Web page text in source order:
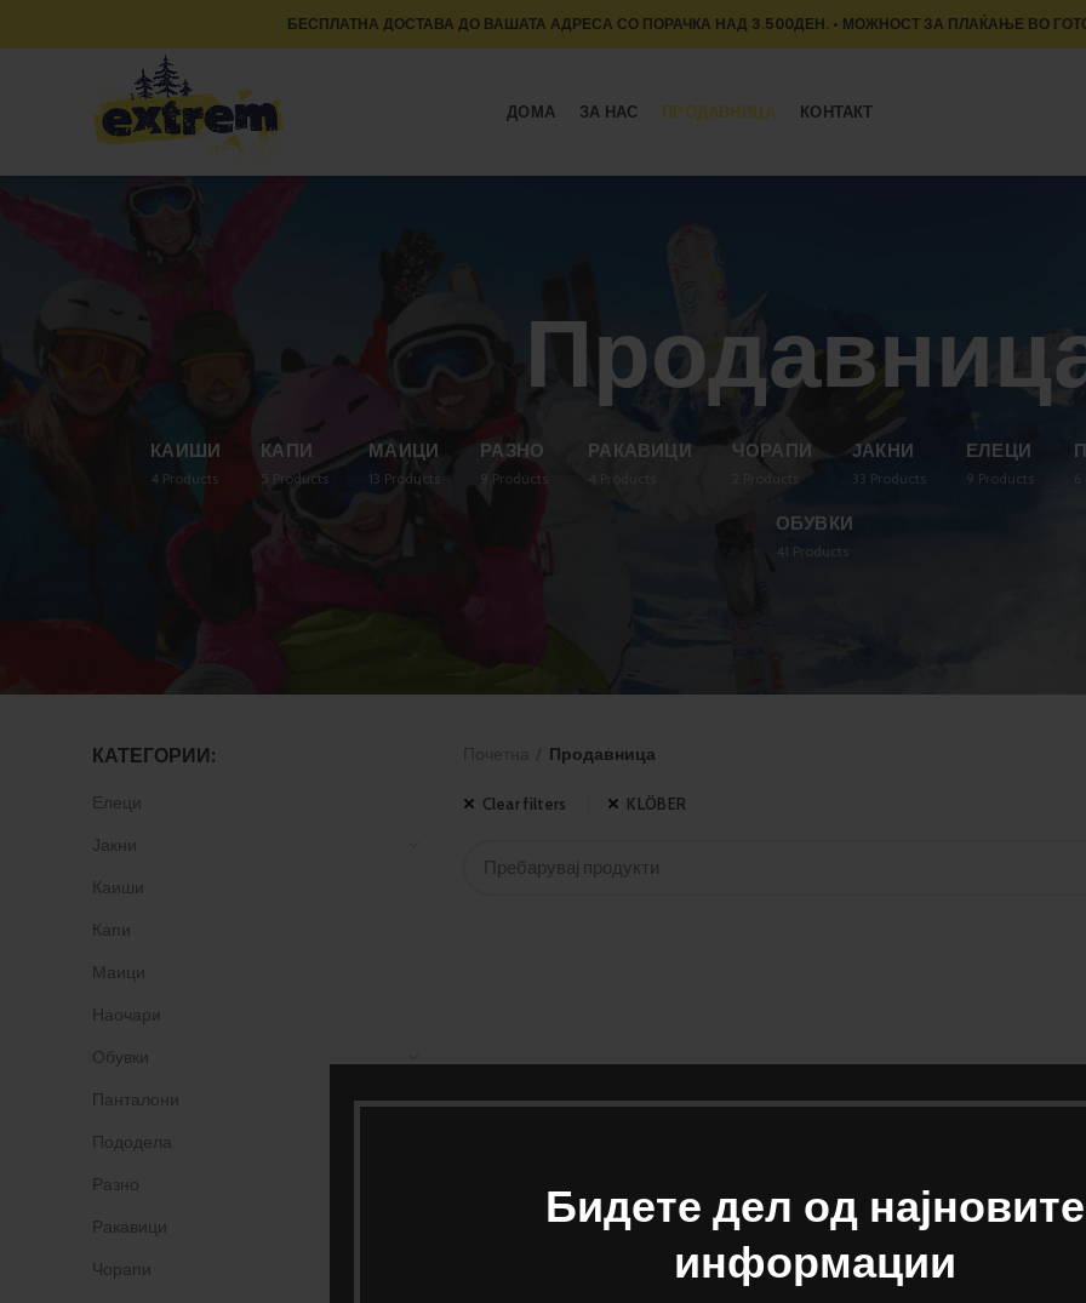
Бидете дел од најновите
информации
ДОМА ЗА НАС ПРОДАВНИЦА КОНТАКТ
КАИШИ
4 Products
КАПИ
Products
МАИЦИ
13 Products
РАЗНО
Products
РАКАВИЦИ ЧОРАПИ ЈАКНИ
33 Products
ЕЛЕЦИ
9 Products 6
ОБУВКИ
41 Products
КАТЕГОРИИ:
Елеци
Јакни
Каиши
Капи
Маици
Наочари
Обувки
Панталони
Пододела
Разно
Ракавици
Чорапи
Продавница
Clear filters KLÖBER
БЕСПЛАТНА ДОСТАВА ДО ВАШАТА АДРЕСА СО ПОРАЧКА НАД 3.500ДЕН. • МОЖНОСТ ЗА ПЛАЌАЊЕ ВО